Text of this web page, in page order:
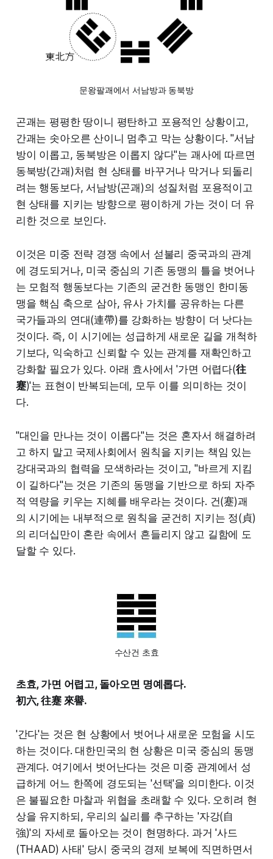
문왕팔괘에서 서남방과 동북방
곤괘는 평평한 땅이니 평탄하고 포용적인 상황이고,
간괘는 솟아오른 산이니 멈추고 막는 상황이다. "서남
방이 이롭고, 동북방은 이롭지 않다"는 괘사에 따르면
동북방(간괘)처럼 현 상태를 바꾸거나 막거나 되돌리
려는 행동보다, 서남방(곤괘)의 성질처럼 포용적이고
현 상태를 지키는 방향으로 평이하게 가는 것이 더 유
리한 것으로 보인다.
이것은 미중 전략 경쟁 속에서 섣불리 중국과의 관계
에 경도되거나, 미국 중심의 기존 동맹의 틀을 벗어나
는 모험적 행동보다는 기존의 굳건한 동맹인 한미동
맹을 핵심 축으로 삼아, 유사 가치를 공유하는 다른
국가들과의 연대(連帶)를 강화하는 방향이 더 낫다는
것이다. 즉, 이 시기에는 성급하게 새로운 길을 개척하
기보다, 익숙하고 신뢰할 수 있는 관계를 재확인하고
강화할 필요가 있다. 아래 효사에서 '가면 어렵다(往
蹇)'는 표현이 반복되는데, 모두 이를 의미하는 것이
다.
"대인을 만나는 것이 이롭다"는 것은 혼자서 해결하려
고 하지 말고 국제사회에서 원칙을 지키는 책임 있는
강대국과의 협력을 모색하라는 것이고, "바르게 지킴
이 길하다"는 것은 기존의 동맹을 기반으로 하되 자주
적 역량을 키우는 지혜를 배우라는 것이다. 건(蹇)괘
의 시기에는 내부적으로 원칙을 굳건히 지키는 정(貞)
의 리더십만이 혼란 속에서 흔들리지 않고 길함에 도
달할 수 있다.
수산건 초효
초효, 가면 어렵고, 돌아오면 명예롭다.
初六, 往蹇 來譽.
'간다'는 것은 현 상황에서 벗어나 새로운 모험을 시도
하는 것이다. 대한민국의 현 상황은 미국 중심의 동맹
관계다. 여기에서 벗어난다는 것은 미중 관계에서 성
급하게 어느 한쪽에 경도되는 '선택'을 의미한다. 이것
은 불필요한 마찰과 위협을 초래할 수 있다. 오히려 현
상을 유지하되, 우리의 실리를 추구하는 '자강(自
強)'의 자세로 돌아오는 것이 현명하다. 과거 '사드
(THAAD) 사태' 당시 중국의 경제 보복에 직면하면서